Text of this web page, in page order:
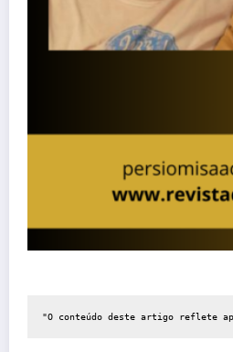
"O conteúdo deste artigo reflete